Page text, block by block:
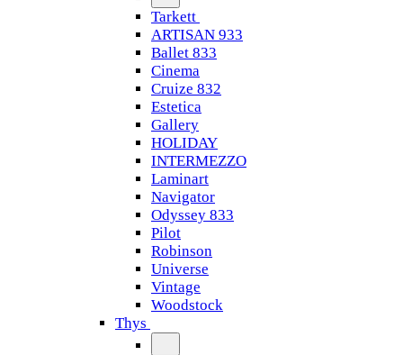
Tarkett
ARTISAN 933
Ballet 833
Cinema
Cruize 832
Estetica
Gallery
HOLIDAY
INTERMEZZO
Laminart
Navigator
Odyssey 833
Pilot
Robinson
Universe
Vintage
Woodstock
Thys